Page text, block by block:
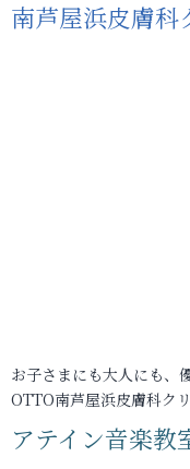
南芦屋浜皮膚科
お子さまにも大人にも、
OTTO南芦屋浜皮膚科ク
アテイン音楽教